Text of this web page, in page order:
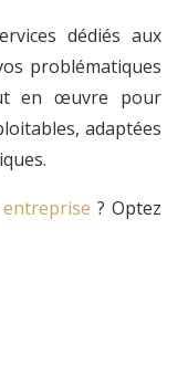
dédiés aux
problématiques
en œuvre pour
adaptées
? Optez